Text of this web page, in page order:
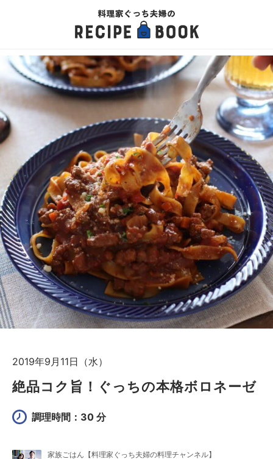
2019年9月11日（水）
絶品コク旨！ぐっちの本格ボロネーゼ
調理時間：30 分